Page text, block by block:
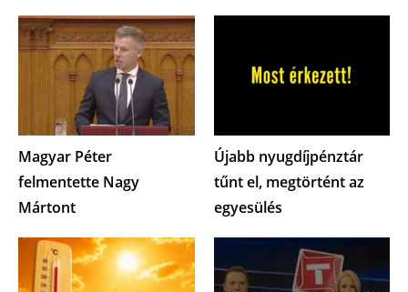
Magyar Péter
felmentette Nagy
Mártont
Újabb nyugdíjpénztár
tűnt el, megtörtént az
egyesülés